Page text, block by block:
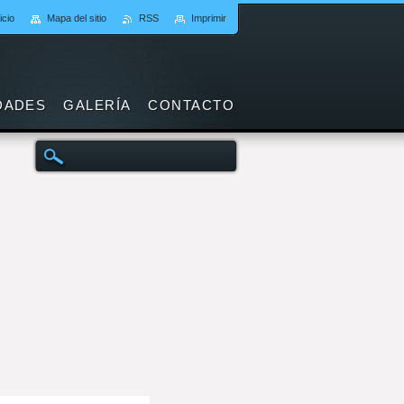
GALERÍA CONTACTO
Mapa del sitio RSS Imprimir